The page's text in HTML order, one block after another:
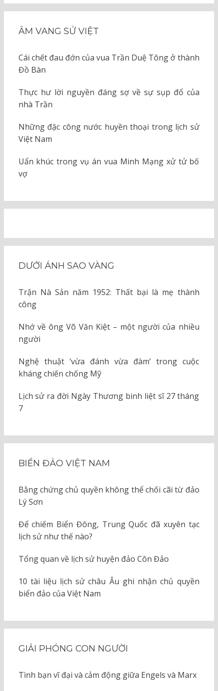
ÂM VANG SỬ VIỆT
Cái chết đau đớn của vua Trần Duệ Tông ở thành
Đồ Bàn
Thực hư lời nguyền đáng sợ về sự sụp đổ của
nhà Trần
Những đặc công nước huyền thoại trong lịch sử
Việt Nam
Uẩn khúc trong vụ án vua Minh Mạng xử tử bố
vợ
DƯỚI ÁNH SAO VÀNG
Trận Nà Sản năm 1952: Thất bại là mẹ thành
công
Nhớ về ông Võ Văn Kiệt – một người của nhiều
người
Nghệ thuật ‘vừa đánh vừa đàm’ trong cuộc
kháng chiến chống Mỹ
Lịch sử ra đời Ngày Thương binh liệt sĩ 27 tháng
7
BIỂN ĐẢO VIỆT NAM
Bằng chứng chủ quyền không thể chối cãi từ đảo
Lý Sơn
Để chiếm Biển Đông, Trung Quốc đã xuyên tạc
lịch sử như thế nào?
Tổng quan về lịch sử huyện đảo Côn Đảo
10 tài liệu lịch sử châu Âu ghi nhận chủ quyền
biển đảo của Việt Nam
GIẢI PHÓNG CON NGƯỜI
Tình bạn vĩ đại và cảm động giữa Engels và Marx